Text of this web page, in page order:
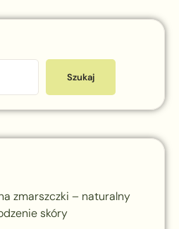
Szukaj
zmarszczki – naturalny
skóry